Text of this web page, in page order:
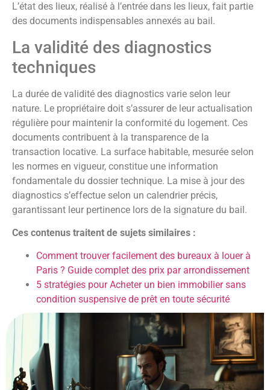
L’état des lieux, réalisé à l’entrée dans les lieux, fait partie
des documents indispensables annexés au bail.
La validité des diagnostics
techniques
La durée de validité des diagnostics varie selon leur
nature. Le propriétaire doit s’assurer de leur actualisation
régulière pour maintenir la conformité du logement. Ces
documents contribuent à la transparence de la
transaction locative. La surface habitable, mesurée selon
les normes en vigueur, constitue une information
fondamentale du dossier technique. La mise à jour des
diagnostics s’effectue selon un calendrier précis,
garantissant leur pertinence lors de la signature du bail.
Ces contenus traitent de sujets similaires :
Comment trouver facilement des bureaux à louer à
Paris ? Guide complet des prix par arrondissement
5 stratégies pour Acheter un bien immobilier sans
condition suspensive de prêt en toute sécurité